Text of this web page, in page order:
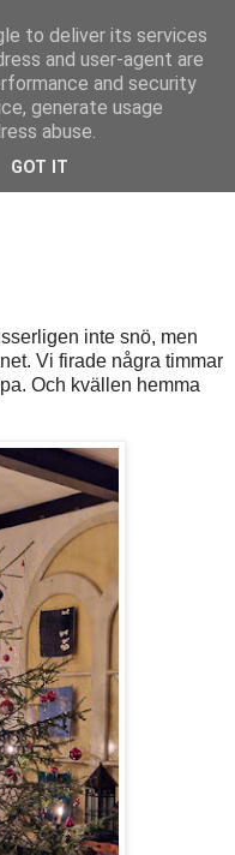
andra tankar om livet
inte snö, men
Vi firade några timmar
Och kvällen hemma
to deliver its services
and user-agent are
and security
generate usage
abuse.
GOT IT